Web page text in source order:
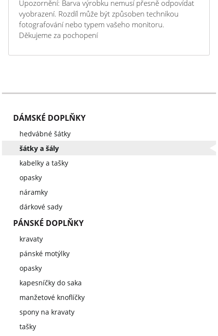
Upozornění: Barva výrobku nemusí přesně odpovídat
vyobrazení. Rozdíl může být způsoben technikou
fotografování nebo typem vašeho monitoru.
Děkujeme za pochopení
DÁMSKÉ DOPLŇKY
hedvábné šátky
šátky a šály
kabelky a tašky
opasky
náramky
dárkové sady
PÁNSKÉ DOPLŇKY
kravaty
pánské motýlky
opasky
kapesníčky do saka
manžetové knoflíčky
spony na kravaty
tašky